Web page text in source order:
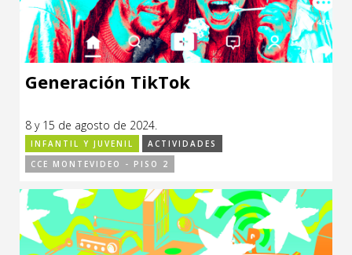
Generación TikTok
8 y 15 de agosto de 2024.
INFANTIL Y JUVENIL
ACTIVIDADES
CCE MONTEVIDEO - PISO 2